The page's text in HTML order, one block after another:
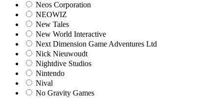
Neos Corporation
NEOWIZ
New Tales
New World Interactive
Next Dimension Game Adventures Ltd
Nick Nieuwoudt
Nightdive Studios
Nintendo
Nival
No Gravity Games